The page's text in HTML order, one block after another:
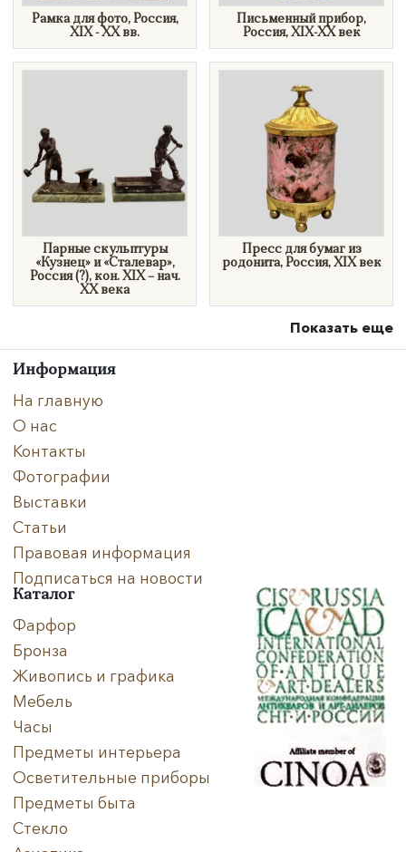
​Рамка для фото, Россия,
XIX - XX вв.
Письменный прибор,
Россия, XIX-XX век
​Парные скульптуры
«Кузнец» и «Сталевар»,
Россия (?), кон. XIX – нач.
XX века
Пресс для бумаг из
родонита, Россия, XIX век
Показать еще
Информация
На главную
О нас
Контакты
Фотографии
Выставки
Статьи
Правовая информация
Подписаться на новости
Каталог
Фарфор
Бронза
Живопись и графика
Мебель
Часы
Предметы интерьера
Осветительные приборы
Предметы быта
Стекло